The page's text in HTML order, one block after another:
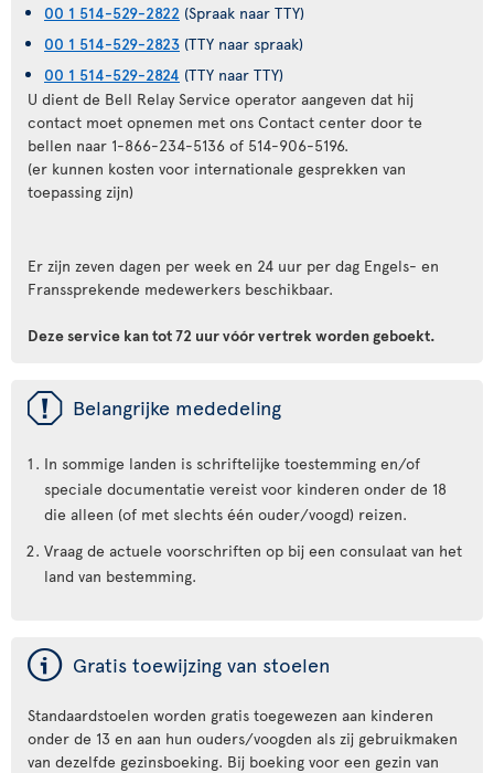
00 1 514-529-2822 (Spraak naar TTY)
00 1 514-529-2823 (TTY naar spraak)
00 1 514-529-2824 (TTY naar TTY)
U dient de Bell Relay Service operator aangeven dat hij
contact moet opnemen met ons Contact center door te
bellen naar 1-866-234-5136 of 514-906-5196.
(er kunnen kosten voor internationale gesprekken van
toepassing zijn)
Er zijn zeven dagen per week en 24 uur per dag Engels- en
Franssprekende medewerkers beschikbaar.
Deze service kan tot 72 uur vóór vertrek worden geboekt.
ü Belangrijke mededeling
In sommige landen is schriftelijke toestemming en/of
speciale documentatie vereist voor kinderen onder de 18
die alleen (of met slechts één ouder/voogd) reizen.
Vraag de actuele voorschriften op bij een consulaat van het
land van bestemming.
ý Gratis toewijzing van stoelen
Standaardstoelen worden gratis toegewezen aan kinderen
onder de 13 en aan hun ouders/voogden als zij gebruikmaken
van dezelfde gezinsboeking. Bij boeking voor een gezin van